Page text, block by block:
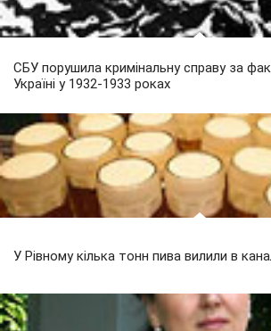
СБУ порушила кримінальну справу за
Україні у 1932-1933 роках
У Рівному кілька тонн пива вилили в